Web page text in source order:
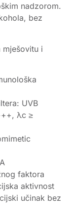
nadzorom.
bez
i
UVB
λc ≥
faktora
aktivnost
učinak bez